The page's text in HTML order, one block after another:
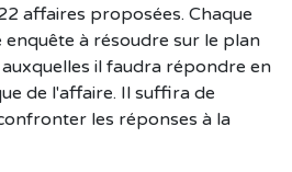
affaires proposées. Chaque
à résoudre sur le plan
il faudra répondre en
de l'affaire. Il suffira de
les réponses à la